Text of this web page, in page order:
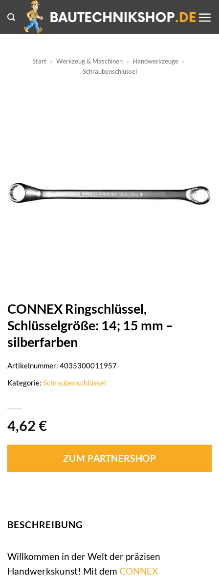
Inhalt
springen
Start » Werkzeug & Maschinen » Handwerkzeuge »
Schraubenschlüssel
CONNEX Ringschlüssel,
Schlüsselgröße: 14; 15 mm –
silberfarben
4,62 €
ZUM PARTNERSHOP
Artikelnummer: 4035300011957
Kategorie: Schraubenschlüssel
BESCHREIBUNG
Willkommen in der Welt der präzisen
Handwerkskunst! Mit dem CONNEX